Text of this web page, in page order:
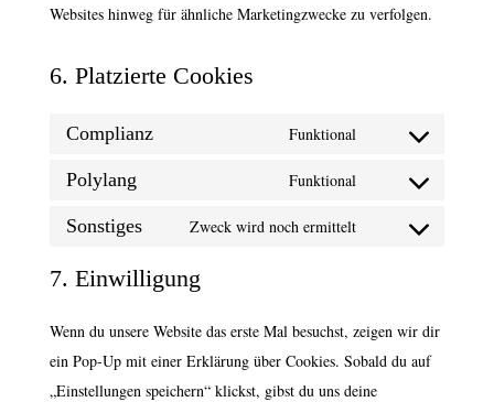
Websites hinweg für ähnliche Marketingzwecke zu verfolgen.
6. Platzierte Cookies
Complianz Funktional
Consent
complianz
Polylang Funktional
Consent
Sonstiges Zweck wird noch ermittelt
Consent
sonstiges
7. Einwilligung
Wenn du unsere Website das erste Mal besuchst, zeigen wir dir
ein Pop-Up mit einer Erklärung über Cookies. Sobald du auf
„Einstellungen speichern“ klickst, gibst du uns deine